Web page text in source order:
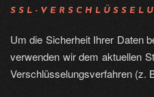
SSL-
Um die Sicherheit Ihrer Daten
verwenden wir dem aktuellen
Verschlüsselungsverfahren (z.